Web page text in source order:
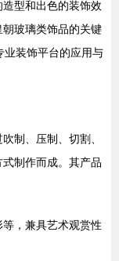
型和出色的装饰效
玻璃类饰品的关键
业装饰平台的应用与
制、压制、切割、
制作而成。其产品
，兼具艺术观赏性